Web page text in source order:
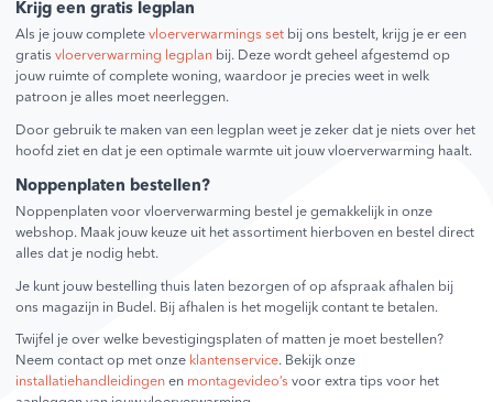
Krijg een gratis legplan
Als je jouw completevloerverwarmings set bij ons bestelt, krijg je er een
gratisvloerverwarming legplan bij. Deze wordt geheel afgestemd op
jouw ruimte of complete woning, waardoor je precies weet in welk
patroon je alles moet neerleggen.
Door gebruik te maken van een legplan weet je zeker dat je niets over het
hoofd ziet en dat je een optimale warmte uit jouw vloerverwarming haalt.
Noppenplaten bestellen?
Noppenplaten voor vloerverwarming bestel je gemakkelijk in onze
webshop. Maak jouw keuze uit het assortiment hierboven en bestel direct
alles dat je nodig hebt.
Je kunt jouw bestelling thuis laten bezorgen of op afspraak afhalen bij
ons magazijn in Budel. Bij afhalen is het mogelijk contant te betalen.
Twijfel je over welke bevestigingsplaten of matten je moet bestellen?
Neem contact op met onze klantenservice. Bekijk onze
installatiehandleidingen en montagevideo’s voor extra tips voor het